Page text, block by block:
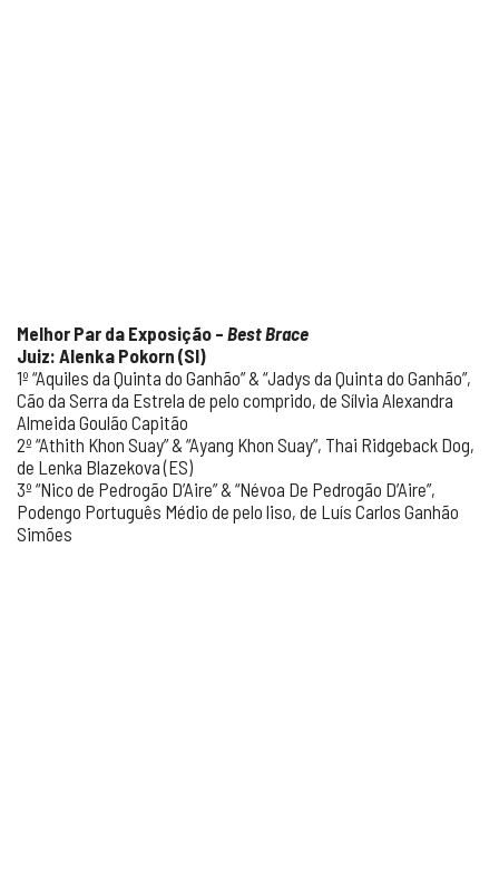
Melhor Par da Exposição – Best Brace
Juiz: Alenka Pokorn (SI)
1º “Aquiles da Quinta do Ganhão” & “Jadys da Quinta do Ganhão”,
Cão da Serra da Estrela de pelo comprido, de Sílvia Alexandra
Almeida Goulão Capitão
2º “Athith Khon Suay” & “Ayang Khon Suay”, Thai Ridgeback Dog,
de Lenka Blazekova (ES)
3º “Nico de Pedrogão D’Aire” & “Névoa De Pedrogão D’Aire”,
Podengo Português Médio de pelo liso, de Luís Carlos Ganhão
Simões